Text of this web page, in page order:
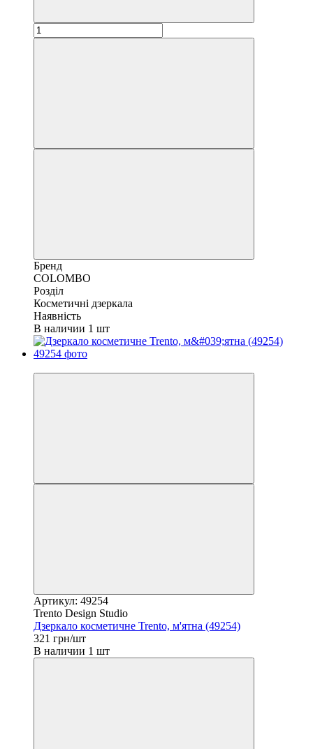
Бренд
COLOMBO
Розділ
Косметичні дзеркала
Наявність
В наличии 1 шт
Артикул: 49254
Trento Design Studio
Дзеркало косметичне Trento, м'ятна (49254)
321 грн/шт
В наличии 1 шт